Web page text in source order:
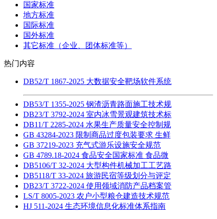
国家标准
地方标准
国际标准
国外标准
其它标准（企业、团体标准等）
热门内容
DB52/T 1867-2025 大数据安全靶场软件系统
DB53/T 1355-2025 钢渣沥青路面施工技术规
DB23/T 3792-2024 室内冰雪景观建筑技术标
DB11/T 2285-2024 水果生产质量安全控制规
GB 43284-2023 限制商品过度包装要求 生鲜
GB 37219-2023 充气式游乐设施安全规范
GB 4789.18-2024 食品安全国家标准 食品微
DB5106/T 32-2024 大型构件机械加工工艺路
DB5118/T 33-2024 旅游民宿等级划分与评定
DB23/T 3722-2024 使用领域消防产品档案管
LS/T 8005-2023 农户小型粮仓建造技术规范
HJ 511-2024 生态环境信息化标准体系指南